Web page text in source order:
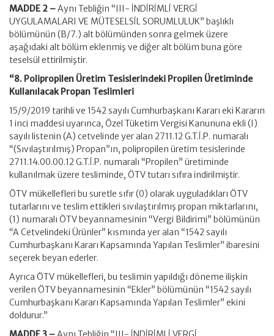
MADDE 2 –Aynı Tebliğin “III- İNDİRİMLİ VERGİ
UYGULAMALARI VE MÜTESELSİL SORUMLULUK” başlıklı
bölümünün (B/7.) alt bölümünden sonra gelmek üzere
aşağıdaki alt bölüm eklenmiş ve diğer alt bölüm buna göre
teselsül ettirilmiştir.
“8. Polipropilen Üretim Tesislerindeki Propilen Üretiminde
Kullanılacak Propan Teslimleri
15/9/2019 tarihli ve 1542 sayılı Cumhurbaşkanı Kararı eki Kararın
1 inci maddesi uyarınca, Özel Tüketim Vergisi Kanununa ekli (I)
sayılı listenin (A) cetvelinde yer alan 2711.12 G.T.İ.P. numaralı
“(Sıvılaştırılmış) Propan”ın, polipropilen üretim tesislerinde
2711.14.00.00.12 G.T.İ.P. numaralı “Propilen” üretiminde
kullanılmak üzere tesliminde, ÖTV tutarı sıfıra indirilmiştir.
ÖTV mükellefleri bu suretle sıfır (0) olarak uyguladıkları ÖTV
tutarlarını ve teslim ettikleri sıvılaştırılmış propan miktarlarını,
(1) numaralı ÖTV beyannamesinin “Vergi Bildirimi” bölümünün
“A Cetvelindeki Ürünler” kısmında yer alan “1542 sayılı
Cumhurbaşkanı Kararı Kapsamında Yapılan Teslimler” ibaresini
seçerek beyan ederler.
Ayrıca ÖTV mükellefleri, bu teslimin yapıldığı döneme ilişkin
verilen ÖTV beyannamesinin “Ekler” bölümünün “1542 sayılı
Cumhurbaşkanı Kararı Kapsamında Yapılan Teslimler” ekini
doldurur.”